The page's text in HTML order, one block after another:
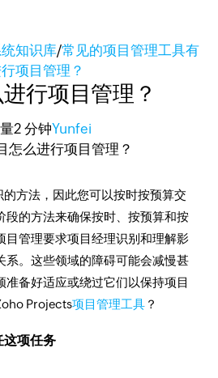
知识库/常见的项目管理工具有
项目管理？
行项目管理？
2 分钟Yunfei
方法，因此您可以按时按预算交
段的方法来确保按时、按预算和按
目管理要求项目经理识别和理解影
系。这些领域的障碍可能会减慢甚
准备好适应或绕过它们以保持项目
Projects项目管理工具 ？
这项任务